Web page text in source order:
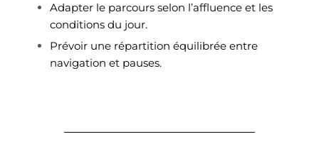
Adapter le parcours selon l’affluence et les
conditions du jour.
Prévoir une répartition équilibrée entre
navigation et pauses.